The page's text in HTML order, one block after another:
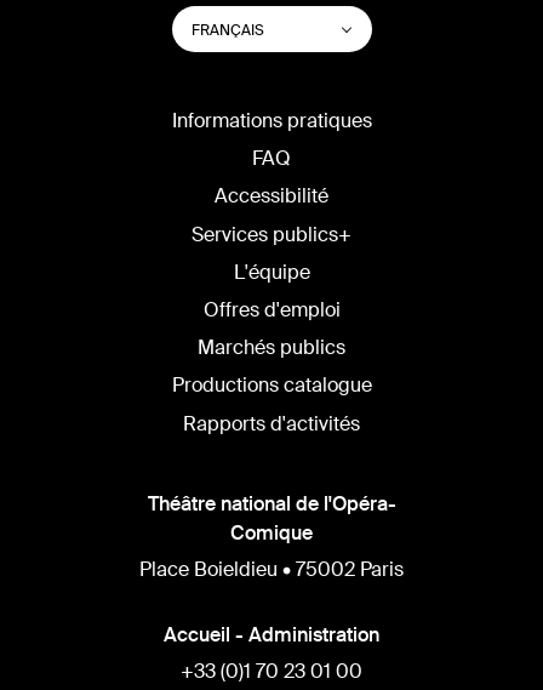
CHANGER
LA
LANGUE
FRANÇAIS Lister les actions
Informations pratiques
FAQ
Accessibilité
Services publics+
L'équipe
Offres d'emploi
Marchés publics
Productions catalogue
Rapports d'activités
Théâtre national de l'Opéra-
Comique
Place Boieldieu • 75002 Paris
Accueil - Administration
+33 (0)1 70 23 01 00